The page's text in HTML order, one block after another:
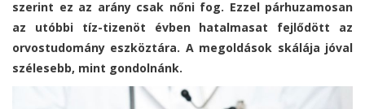
szerint ez az arány csak nőni fog. Ezzel párhuzamosan
az utóbbi tíz-tizenöt évben hatalmasat fejlődött az
orvostudomány eszköztára. A megoldások skálája jóval
szélesebb, mint gondolnánk.